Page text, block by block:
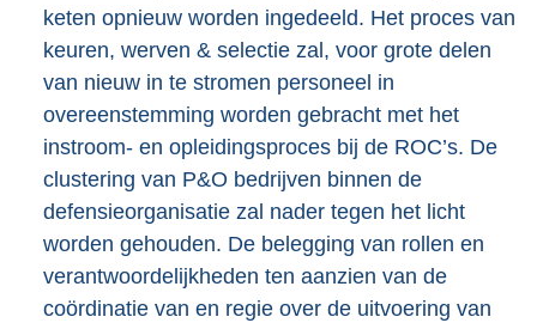
keten opnieuw worden ingedeeld. Het proces van
keuren, werven & selectie zal, voor grote delen
van nieuw in te stromen personeel in
overeenstemming worden gebracht met het
instroom- en opleidingsproces bij de ROC’s. De
clustering van P&O bedrijven binnen de
defensieorganisatie zal nader tegen het licht
worden gehouden. De belegging van rollen en
verantwoordelijkheden ten aanzien van de
coördinatie van en regie over de uitvoering van